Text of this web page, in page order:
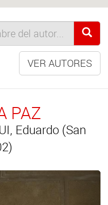
VER AUTORES
PAZ
Eduardo (San